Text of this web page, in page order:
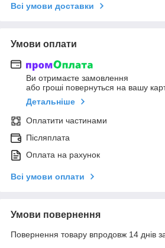
Всі умови доставки
Умови оплати
Ви отримаєте замовлення
або гроші повернуться на вашу
Детальніше
Оплатити частинами
Післяплата
Оплата на рахунок
Всі умови оплати
Умови повернення
Повернення товару впродовж 14 днів